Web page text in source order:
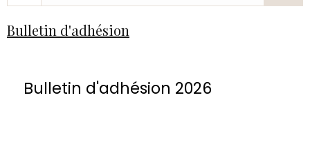
Bulletin d'adhésion
Bulletin d'adhésion 2026